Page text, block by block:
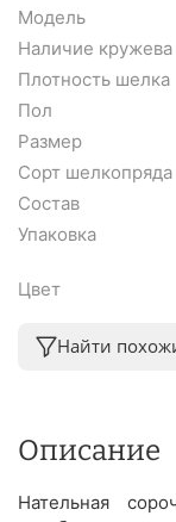
Модель
Наличие кружева
Плотность шелка
Пол
Размер
Сорт шелкопряда
Состав
Упаковка
Цвет
Найти
Описание
Нательная